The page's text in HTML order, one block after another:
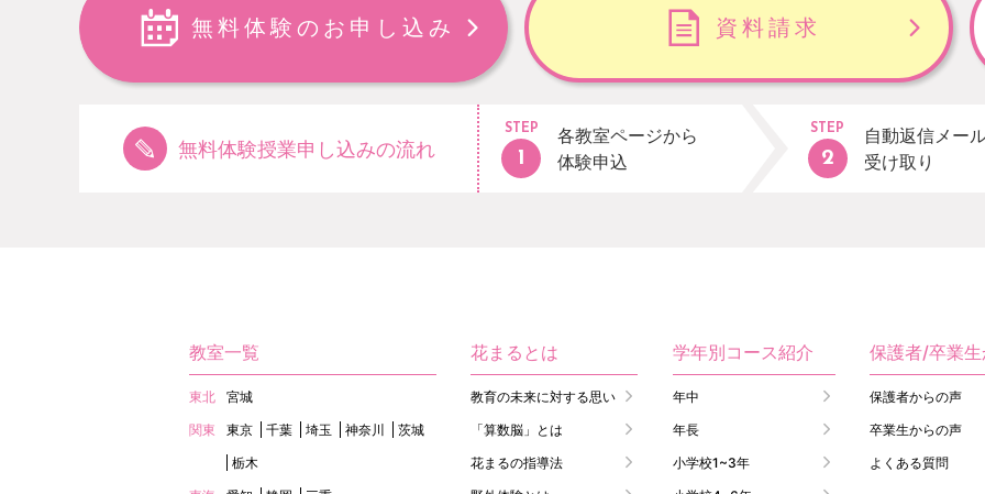
無料体験のお申し込み 資料請求
無料体験授業申し込みの流れ
STEP
各教室ページから
体験申込
STEP
自動返信メー
受け取り
教室一覧
東北
宮城
関東
東京 千葉 埼玉 神奈川
茨城
栃木
花まるとは
教育の未来に対する思い
「算数脳」とは
花まるの指導法
学年別コース紹介
年中
年長
小学校1~3年
保護者/卒業
保護者からの声
卒業生からの声
よくある質問